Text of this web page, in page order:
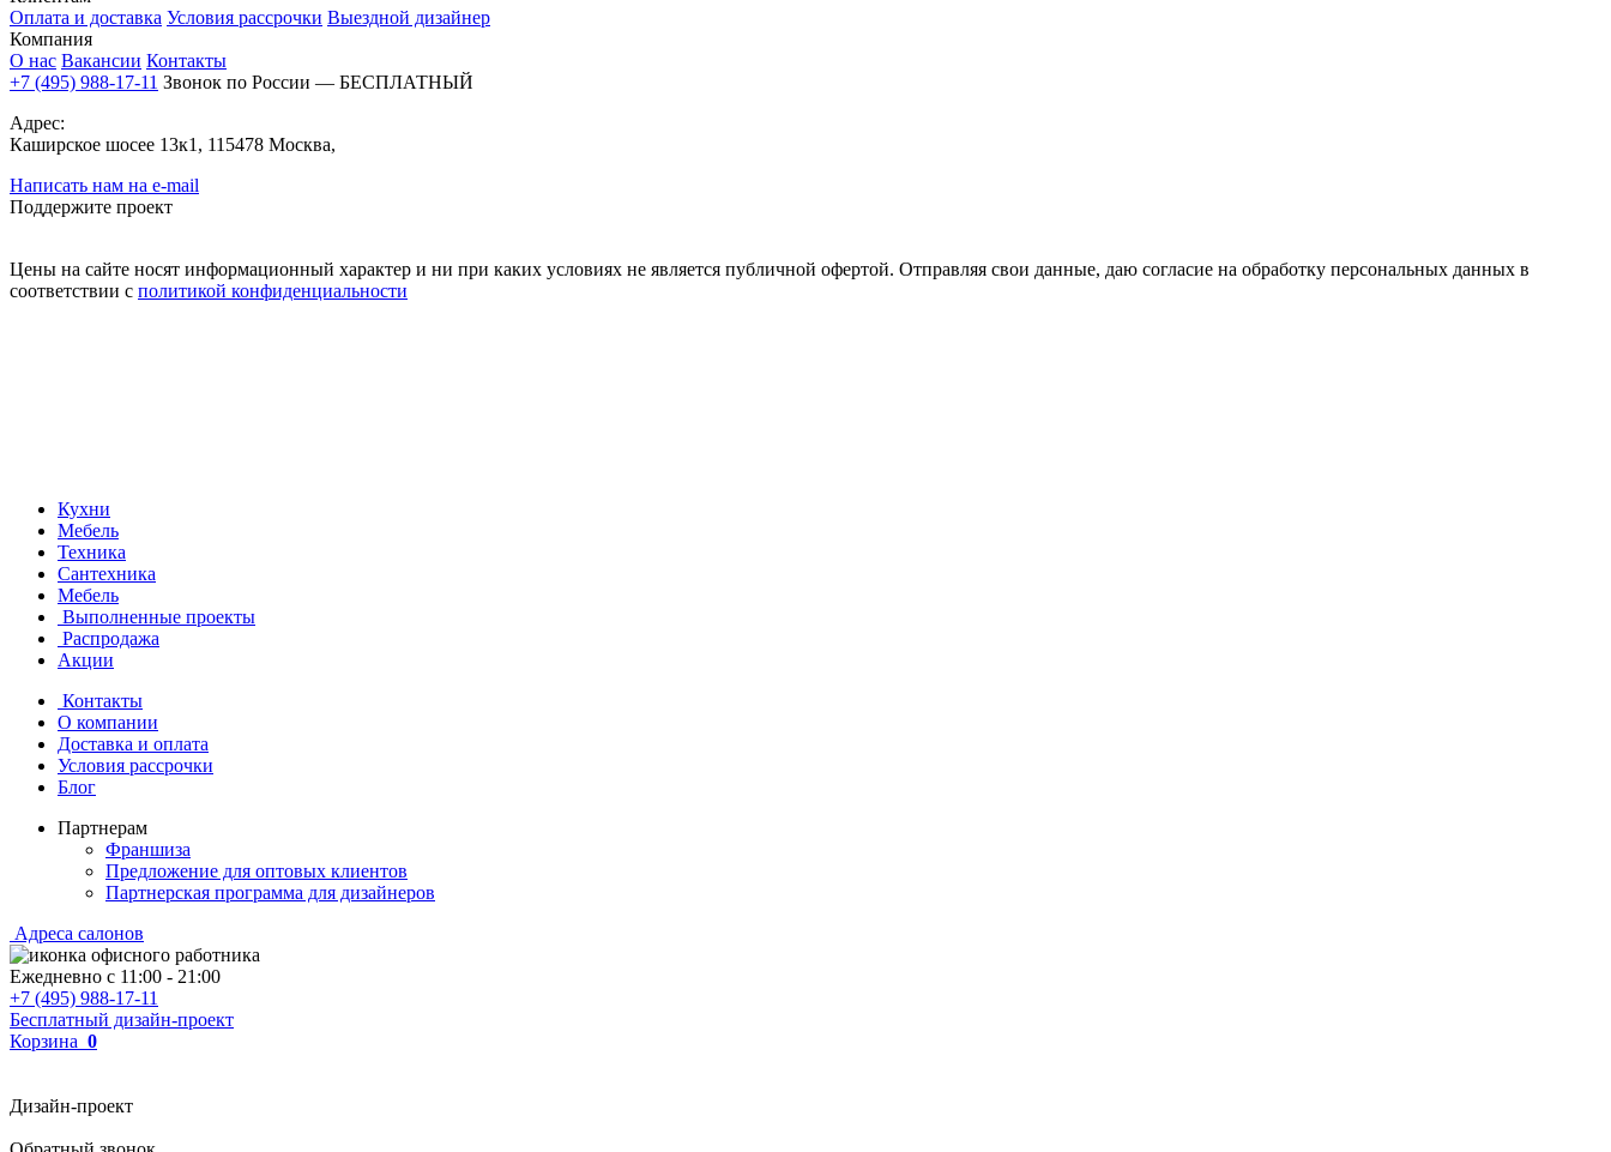
Оплата и доставка Условия рассрочки Выездной дизайнер
Компания
О нас Вакансии Контакты
+7 (495) 988-17-11 Звонок по России — БЕСПЛАТНЫЙ
Адрес:
Каширское шосее 13к1, 115478 Москва,
Написать нам на e-mail
Поддержите проект
Цены на сайте носят информационный характер и ни при каких условиях не является публичной офертой. Отправляя свои данные, даю согласие на обработку персональных данных в
соответствии с политикой конфиденциальности
Кухни
Мебель
Техника
Сантехника
Мебель
Выполненные проекты
Распродажа
Акции
Контакты
О компании
Доставка и оплата
Условия рассрочки
Блог
Партнерам
Франшиза
Предложение для оптовых клиентов
Партнерская программа для дизайнеров
Адреса салонов
Ежедневно с 11:00 - 21:00
+7 (495) 988-17-11
Бесплатный дизайн-проект
Корзина 0
Дизайн-проект